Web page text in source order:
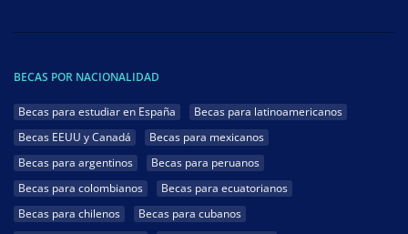
BECAS POR NACIONALIDAD
Becas para estudiar en España
Becas para latinoamericanos
Becas EEUU y Canadá
Becas para mexicanos
Becas para argentinos
Becas para peruanos
Becas para colombianos
Becas para ecuatorianos
Becas para chilenos
Becas para cubanos